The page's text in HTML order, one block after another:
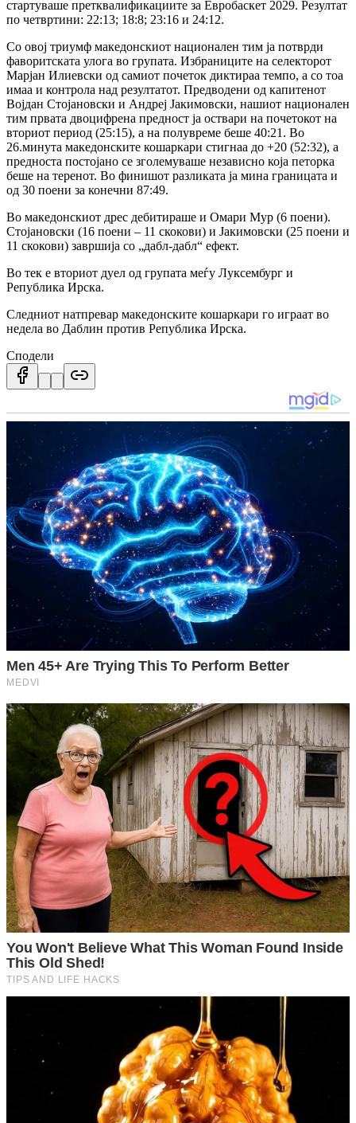
стартуваше претквалификациите за Евробаскет 2029. Резултат
по четвртини: 22:13; 18:8; 23:16 и 24:12.
Со овој триумф македонскиот национален тим ја потврди
фаворитската улога во групата. Избраниците на селекторот
Марјан Илиевски од самиот почеток диктираа темпо, а со тоа
имаа и контрола над резултатот. Предводени од капитенот
Војдан Стојановски и Андреј Јакимовски, нашиот национален
тим првата двоцифрена предност ја оствари на почетокот на
вториот период (25:15), а на полувреме беше 40:21. Во
26.минута македонските кошаркари стигнаа до +20 (52:32), а
предноста постојано се зголемуваше независно која петорка
беше на теренот. Во финишот разликата ја мина границата и
од 30 поени за конечни 87:49.
Во македонскиот дрес дебитираше и Омари Мур (6 поени).
Стојановски (16 поени – 11 скокови) и Јакимовски (25 поени и
11 скокови) завршија со „дабл-дабл“ ефект.
Во тек е вториот дуел од групата меѓу Луксембург и
Република Ирска.
Следниот натпревар македонските кошаркари го играат во
недела во Даблин против Република Ирска.
Сподели